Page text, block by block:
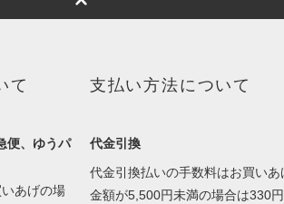
て
便、ゆうパ
あげの場
支払い方法について
代金引換
代金引換払いの手数料はお買いあ
金額が5,500円未満の場合は330円